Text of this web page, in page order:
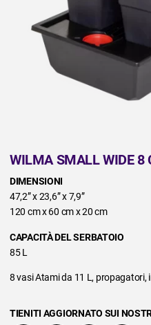
WILMA SMALL WIDE 8
DIMENSIONI
47,2” x 23,6” x 7,9”
120 cm x 60 cm x 20 cm
CAPACITÀ DEL SERBATOIO
85 L
8 vasi Atami da 11 L,
TIENITI AGGIORNATO SUI